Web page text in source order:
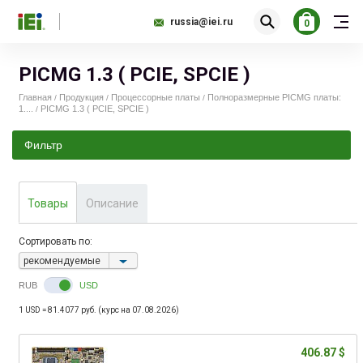
russia@iei.ru 0
PICMG 1.3 ( PCIE, SPCIE )
Главная / Продукция / Процессорные платы / Полноразмерные PICMG платы:
1....
/ PICMG 1.3 ( PCIE, SPCIE )
Фильтр
Товары Описание
Сортировать по:
рекомендуемые
RUB USD
1 USD = 81.4077 руб. (курс на 07.08.2026)
406.87 $